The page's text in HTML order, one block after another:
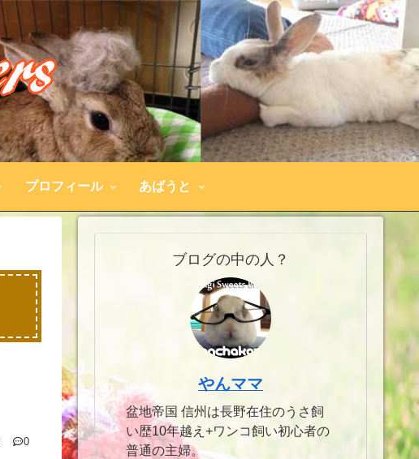
プロフィール あばうと
0
ブログの中の人？
やんママ
盆地帝国 信州は長野在住のうさ飼
い歴10年越え+ワンコ飼い初心者の
普通の主婦。